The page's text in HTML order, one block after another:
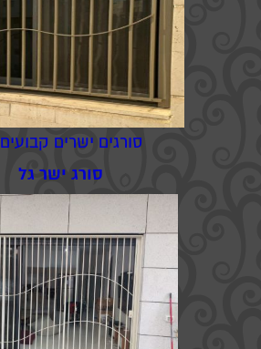
סורגים ישרים קבועים
סורג ישר גל